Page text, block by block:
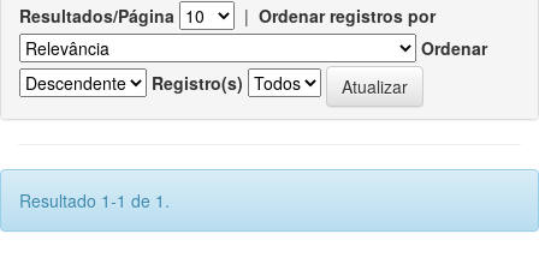
Resultados/Página | Ordenar registros por
Ordenar
Registro(s)
Resultado 1-1 de 1.